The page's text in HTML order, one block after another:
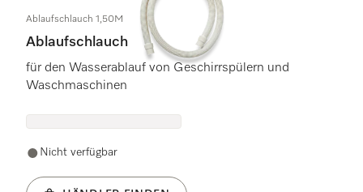
Ablaufschlauch 1,50M
Ablaufschlauch
für den Wasserablauf von Geschirrspülern und
Waschmaschinen
Nicht verfügbar